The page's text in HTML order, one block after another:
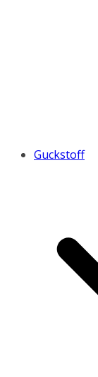
Guckstoff